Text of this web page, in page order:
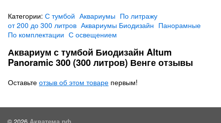
Категории: С тумбой Аквариумы По литражу
от 200 до 300 литров Аквариумы Биодизайн Панорамные
По комплектации С освещением
Аквариум с тумбой Биодизайн Altum
Panoramic 300 (300 литров) Венге отзывы
Оставьте отзыв об этом товаре первым!